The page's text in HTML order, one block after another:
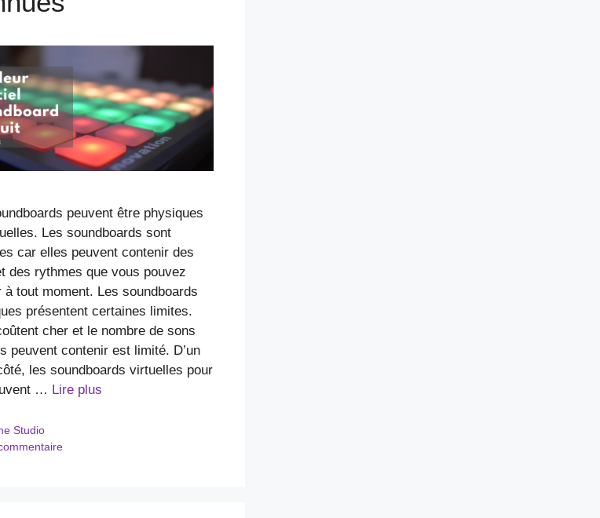
peuvent être physiques
Les soundboards sont
car elles peuvent contenir des
des rythmes que vous pouvez
à tout moment. Les soundboards
présentent certaines limites.
cher et le nombre de sons
peuvent contenir est limité. D’un
les soundboards virtuelles pour
… Lire plus
Studio